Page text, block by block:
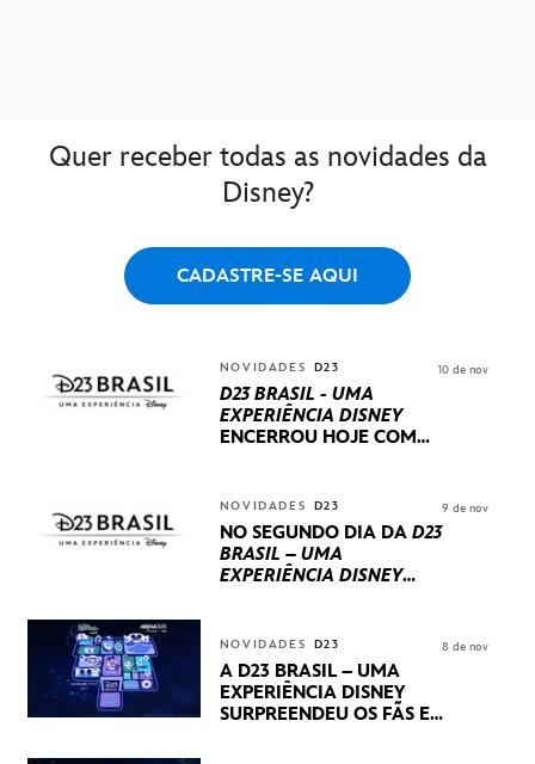
Quer receber todas as novidades da
Disney?
CADASTRE-SE AQUI
NOVIDADES D23
D23 BRASIL - UMA
EXPERIÊNCIA DISNEY
ENCERROU HOJE COM
INTERNACIONAIS E
PRODUÇÕES BRASILEIRAS
10 de nov
NOVIDADES D23
NO SEGUNDO DIA DA D23
BRASIL – UMA
EXPERIÊNCIA DISNEY
STUDIOS REVELARAM
PRÉVIAS E NOVIDADES
DOS SEUS PRÓXIMOS
LANÇAMENTOS
9 de nov
NOVIDADES D23
A D23 BRASIL – UMA
EXPERIÊNCIA DISNEY
SURPREENDEU OS FÃS EM
8 de nov